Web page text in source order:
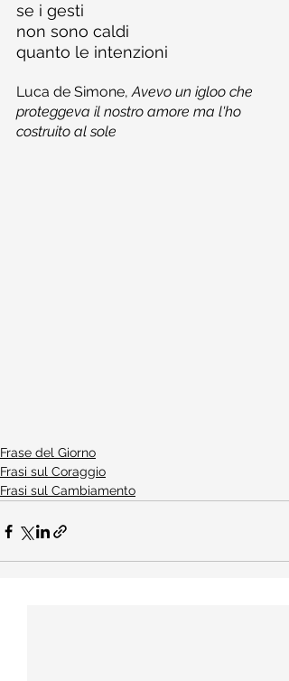
se i gesti
non sono caldi
quanto le intenzioni
Luca de Simone, Avevo un igloo che
proteggeva il nostro amore ma l'ho
costruito al sole
Frase del Giorno
Frasi sul Coraggio
Frasi sul Cambiamento